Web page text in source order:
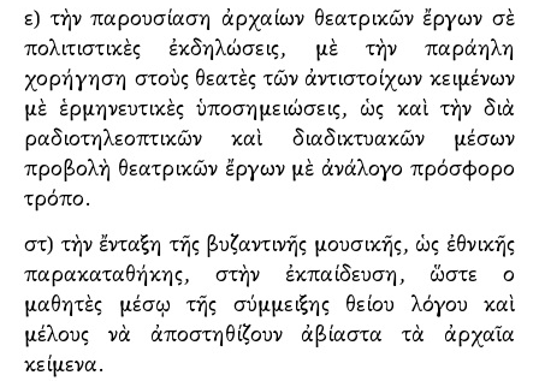
ε) τὴν παρουσίαση ἀρχαίων θεατρικῶν ἔργων σὲ
πολιτιστικὲς ἐκδηλώσεις, μὲ τὴν παράλληλη
χορήγηση στοὺς θεατὲς τῶν ἀντιστοίχων κειμένων
μὲ ἑρμηνευτικὲς ὑποσημειώσεις, ὡς καὶ τὴν διὰ
ραδιοτηλεοπτικῶν καὶ διαδικτυακῶν μέσων
προβολὴ θεατρικῶν ἔργων μὲ ἀνάλογο πρόσφορο
τρόπο.
στ) τὴν ἔνταξη τῆς βυζαντινῆς μουσικῆς, ὡς ἐθνικῆς
παρακαταθήκης, στὴν ἐκπαίδευση, ὥστε οἱ
μαθητὲς μέσῳ τῆς σύμμειξης θείου λόγου καὶ
μέλους νὰ ἀποστηθίζουν ἀβίαστα τὰ ἀρχαῖα
κείμενα.